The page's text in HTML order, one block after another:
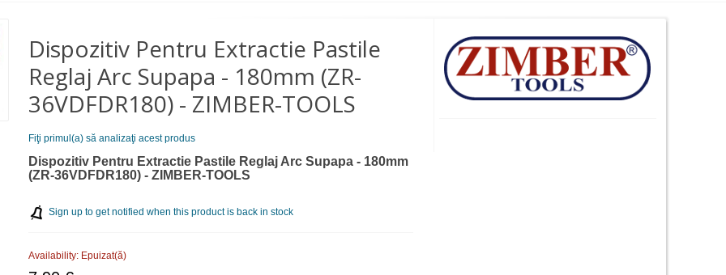
Dispozitiv Pentru Extractie Pastile
Reglaj Arc Supapa - 180mm (ZR-
36VDFDR180) - ZIMBER-TOOLS
Fiţi primul(a) să analizaţi acest produs
Dispozitiv Pentru Extractie Pastile Reglaj Arc Supapa - 180mm
(ZR-36VDFDR180) - ZIMBER-TOOLS
Sign up to get notified when this product is back in stock
Availability: Epuizat(ă)